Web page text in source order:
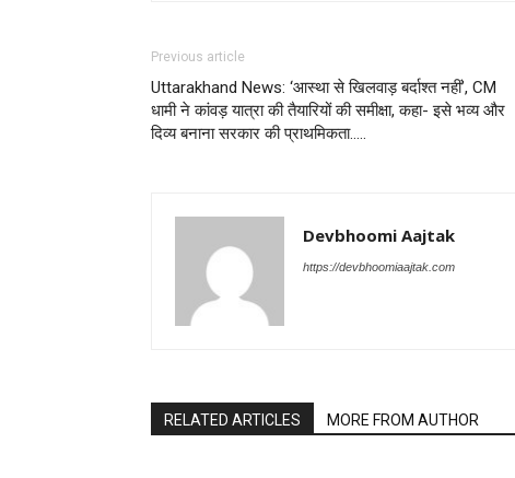
Previous article
Uttarakhand News: ‘आस्था से खिलवाड़ बर्दाश्त नहीं’, CM
धामी ने कांवड़ यात्रा की तैयारियों की समीक्षा, कहा- इसे भव्य और
दिव्य बनाना सरकार की प्राथमिकता…..
Devbhoomi Aajtak
https://devbhoomiaajtak.com
RELATED ARTICLES MORE FROM AUTHOR